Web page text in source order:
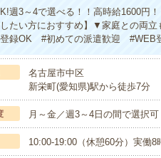
週3～4で選べる！！高時給1600円
たい方におすすめ】▼家庭との両
登録OK #初めての派遣歓迎 #WEB
名古屋市中区
新栄町(愛知県)駅から徒歩7分
月～金／週3～4日の間で選択可
10:00-19:00（休憩60分）実働8